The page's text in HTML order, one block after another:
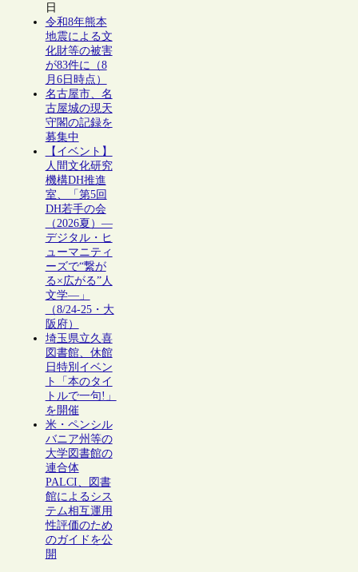
日
令和8年熊本
地震による文
化財等の被害
が83件に（8
月6日時点）
名古屋市、名
古屋城の現天
守閣の記録を
募集中
【イベント】
人間文化研究
機構DH推進
室、「第5回
DH若手の会
（2026夏）―
デジタル・ヒ
ューマニティ
ーズで“繋が
る×広がる”人
文学―」
（8/24-25・大
阪府）
埼玉県立久喜
図書館、休館
日特別イベン
ト「本のタイ
トルで一句!」
を開催
米・ペンシル
バニア州等の
大学図書館の
連合体
PALCI、図書
館によるシス
テム相互運用
性評価のため
のガイドを公
開